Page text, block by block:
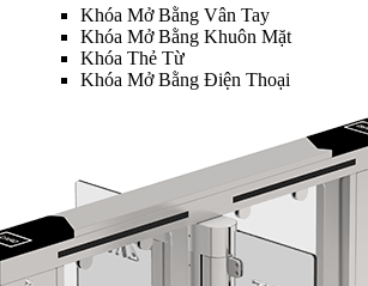
Khóa Mở Bằng Vân Tay
Khóa Mở Bằng Khuôn Mặt
Khóa Thẻ Từ
Khóa Mở Bằng Điện Thoại